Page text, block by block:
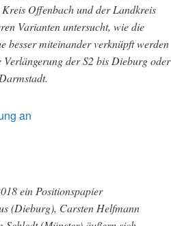
Offenbach und der Landkreis
Varianten untersucht, wie die
besser miteinander verknüpft werden
der S2 bis Dieburg oder
an
ein Positionspapier
(Dieburg), Carsten Helfmann